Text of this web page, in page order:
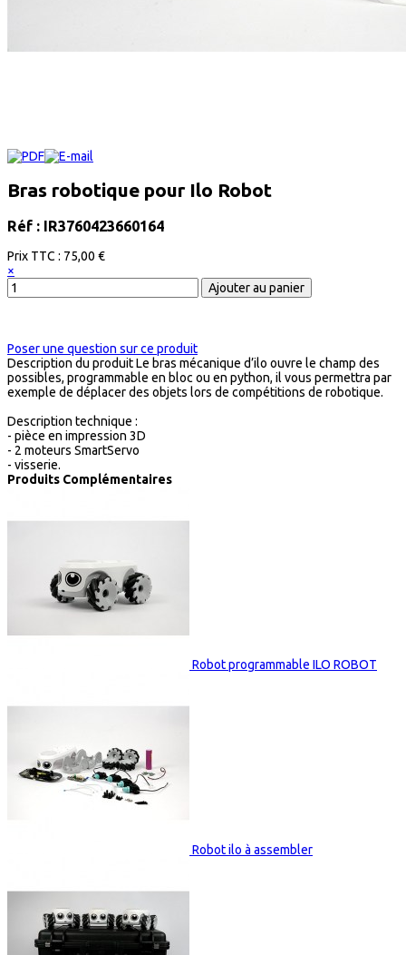
Bras robotique pour Ilo Robot
Réf : IR3760423660164
Prix ​​TTC : 75,00 €
×
Poser une question sur ce produit
Description du produitLe bras mécanique d’ilo ouvre le champ des
possibles, programmable en bloc ou en python, il vous permettra par
exemple de déplacer des objets lors de compétitions de robotique.
Description technique :
- pièce en impression 3D
- 2 moteurs SmartServo
- visserie.
Produits Complémentaires
Robot programmable ILO ROBOT
Robot ilo à assembler